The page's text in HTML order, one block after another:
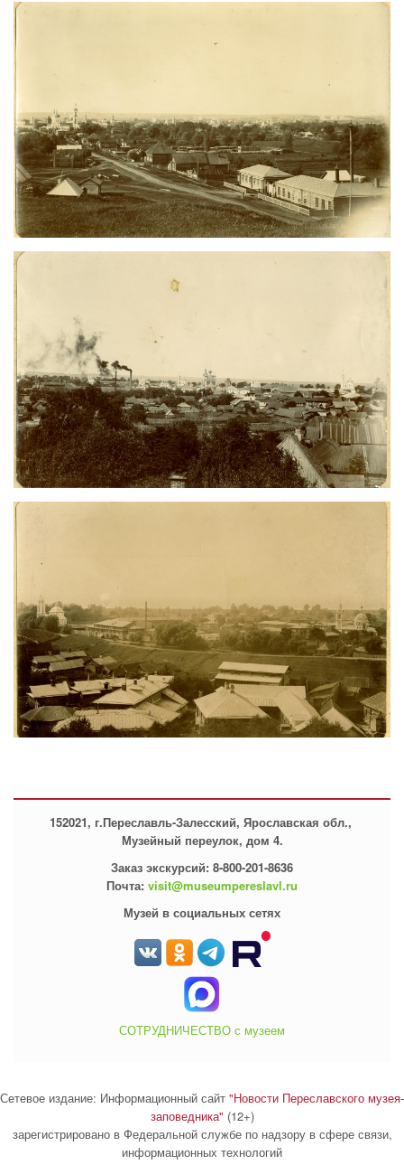
152021, г.Переславль-Залесский, Ярославская обл.,
Музейный переулок, дом 4.
Заказ экскурсий: 8-800-201-8636
Почта: visit@museumpereslavl.ru
Музей в социальных сетях
СОТРУДНИЧЕСТВО с музеем
Сетевое издание: Информационный сайт "Новости Переславского музея-
заповедника" (12+)
зарегистрировано в Федеральной службе по надзору в сфере связи,
информационных технологий